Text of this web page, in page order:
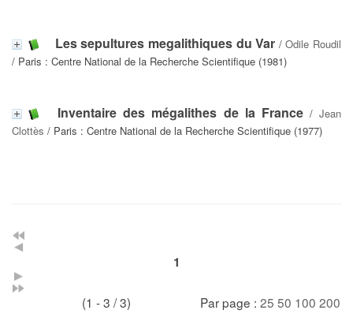
Les sepultures megalithiques du Var /Odile Roudil
/ Paris : Centre National de la Recherche Scientifique (1981)
Inventaire des mégalithes de la France/ Jean
Clottès / Paris : Centre National de la Recherche Scientifique (1977)
1
(1 - 3 / 3) Par page : 25 50 100 200